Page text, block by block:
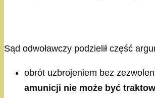
Sąd odwoławczy podzielił część
obrót uzbrojeniem bez
amunicji nie może być